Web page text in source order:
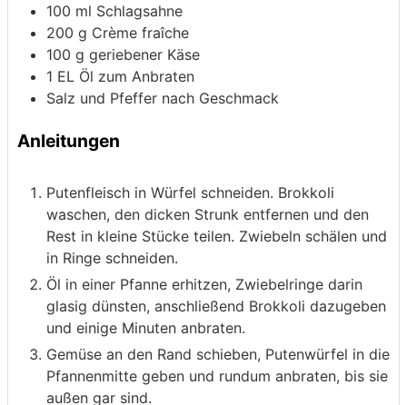
100 ml Schlagsahne
200 g Crème fraîche
100 g geriebener Käse
1 EL Öl zum Anbraten
Salz und Pfeffer nach Geschmack
Anleitungen
Putenfleisch in Würfel schneiden. Brokkoli
waschen, den dicken Strunk entfernen und den
Rest in kleine Stücke teilen. Zwiebeln schälen und
in Ringe schneiden.
Öl in einer Pfanne erhitzen, Zwiebelringe darin
glasig dünsten, anschließend Brokkoli dazugeben
und einige Minuten anbraten.
Gemüse an den Rand schieben, Putenwürfel in die
Pfannenmitte geben und rundum anbraten, bis sie
außen gar sind.